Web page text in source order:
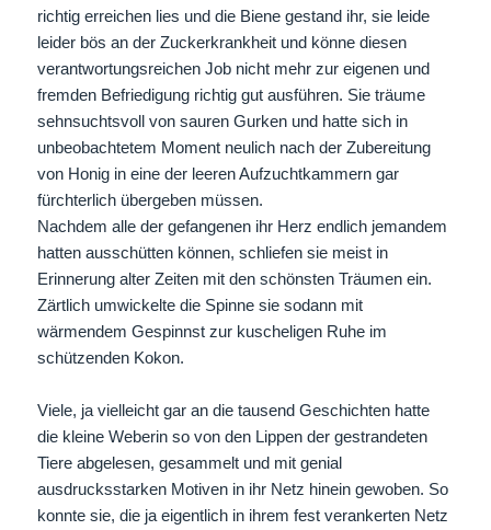
richtig erreichen lies und die Biene gestand ihr, sie leide
leider bös an der Zuckerkrankheit und könne diesen
verantwortungsreichen Job nicht mehr zur eigenen und
fremden Befriedigung richtig gut ausführen. Sie träume
sehnsuchtsvoll von sauren Gurken und hatte sich in
unbeobachtetem Moment neulich nach der Zubereitung
von Honig in eine der leeren Aufzuchtkammern gar
fürchterlich übergeben müssen.
Nachdem alle der gefangenen ihr Herz endlich jemandem
hatten ausschütten können, schliefen sie meist in
Erinnerung alter Zeiten mit den schönsten Träumen ein.
Zärtlich umwickelte die Spinne sie sodann mit
wärmendem Gespinnst zur kuscheligen Ruhe im
schützenden Kokon.
Viele, ja vielleicht gar an die tausend Geschichten hatte
die kleine Weberin so von den Lippen der gestrandeten
Tiere abgelesen, gesammelt und mit genial
ausdrucksstarken Motiven in ihr Netz hinein gewoben. So
konnte sie, die ja eigentlich in ihrem fest verankerten Netz